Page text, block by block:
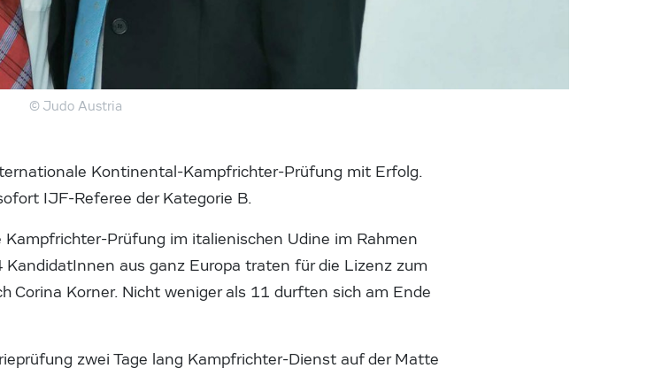
© Judo Austria
Kontinental-Kampfrichter-Prüfung mit Erfolg.
IJF-Referee der Kategorie B.
Prüfung im italienischen Udine im Rahmen
aus ganz Europa traten für die Lizenz zum
Corina Korner. Nicht weniger als 11 durften sich am Ende
zwei Tage lang Kampfrichter-Dienst auf der Matte